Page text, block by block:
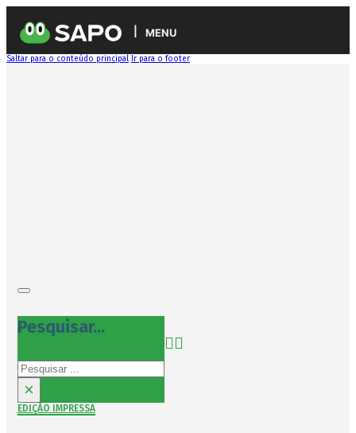
MENU
Saltar para o conteúdo principal Ir para o footer
Pesquisar...
Pesquisar
×
EDIÇÃO IMPRESSA